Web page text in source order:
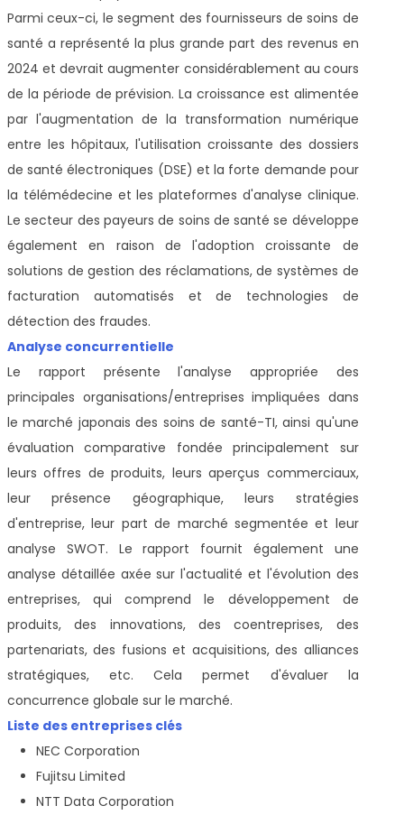
Parmi ceux-ci, le segment des fournisseurs de soins de
santé a représenté la plus grande part des revenus en
2024 et devrait augmenter considérablement au cours
de la période de prévision. La croissance est alimentée
par l'augmentation de la transformation numérique
entre les hôpitaux, l'utilisation croissante des dossiers
de santé électroniques (DSE) et la forte demande pour
la télémédecine et les plateformes d'analyse clinique.
Le secteur des payeurs de soins de santé se développe
également en raison de l'adoption croissante de
solutions de gestion des réclamations, de systèmes de
facturation automatisés et de technologies de
détection des fraudes.
Analyse concurrentielle
Le rapport présente l'analyse appropriée des
principales organisations/entreprises impliquées dans
le marché japonais des soins de santé-TI, ainsi qu'une
évaluation comparative fondée principalement sur
leurs offres de produits, leurs aperçus commerciaux,
leur présence géographique, leurs stratégies
d'entreprise, leur part de marché segmentée et leur
analyse SWOT. Le rapport fournit également une
analyse détaillée axée sur l'actualité et l'évolution des
entreprises, qui comprend le développement de
produits, des innovations, des coentreprises, des
partenariats, des fusions et acquisitions, des alliances
stratégiques, etc. Cela permet d'évaluer la
concurrence globale sur le marché.
Liste des entreprises clés
NEC Corporation
Fujitsu Limited
NTT Data Corporation